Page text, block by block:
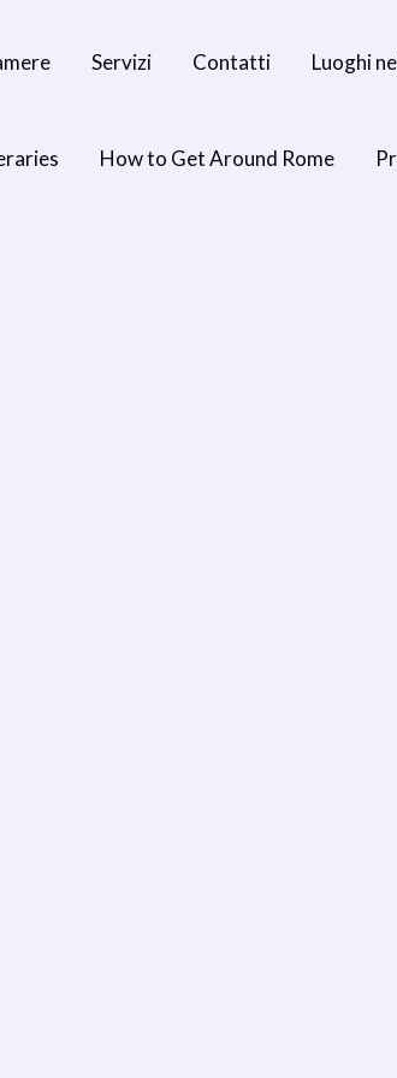
Servizi Contatti Luoghi
How to Get Around Rome